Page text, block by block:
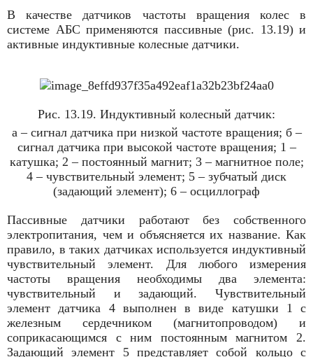
В качестве датчиков частоты вращения колес в
системе АБС применяются пассивные (рис. 13.19) и
активные индуктивные колесные датчики.
Рис. 13.19. Индуктивный колесный датчик:
а – сигнал датчика при низкой частоте вращения; б –
сигнал датчика при высокой частоте вращения; 1 –
катушка; 2 – постоянный магнит; 3 – магнитное поле;
4 – чувствительный элемент; 5 – зубчатый диск
(задающий элемент); 6 – осциллограф
Пассивные датчики работают без собственного
электропитания, чем и объясняется их название. Как
правило, в таких датчиках используется индуктивный
чувствительный элемент. Для любого измерения
частоты вращения необходимы два элемента:
чувствительный и задающий. Чувствительный
элемент датчика 4 выполнен в виде катушки 1 с
железным сердечником (магнитопроводом) и
соприкасающимся с ним постоянным магнитом 2.
Задающий элемент 5 представляет собой кольцо с